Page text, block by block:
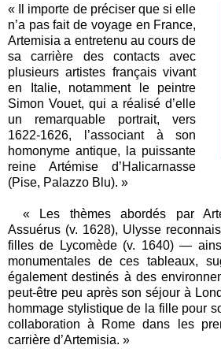
« Il importe de préciser que si elle
n’a pas fait de voyage en France,
Artemisia a entretenu au cours de
sa carrière des contacts avec
plusieurs artistes français vivant
en Italie, notamment le peintre
Simon Vouet, qui a réalisé d’elle
un remarquable portrait, vers
1622-1626, l’associant à son
homonyme antique, la puissante
reine Artémise d’Halicarnasse
(Pise, Palazzo Blu). »
« Les thèmes abordés par
Assuérus (v. 1628), Ulysse
filles de Lycomède (v. 1640) —
monumentales de ces tableaux,
également destinés à des
peut-être peu après son séjour à
hommage stylistique de la fille pour
collaboration à Rome dans les
carrière d’Artemisia. »